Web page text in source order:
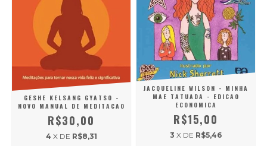
GESHE KELSANG GYATSO -
NOVO MANUAL DE MEDITACAO
R$30,00
4 X DE R$8,31
JACQUELINE WILSON - MINHA
MAE TATUADA - EDICAO
ECONOMICA
R$15,00
3 X DE R$5,46